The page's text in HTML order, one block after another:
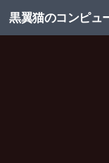
コンテンツへスキ
黒翼猫のコンピュ